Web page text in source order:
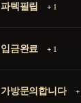
파텍필립 + 1
입금완료 + 1
가방문의합니다 +